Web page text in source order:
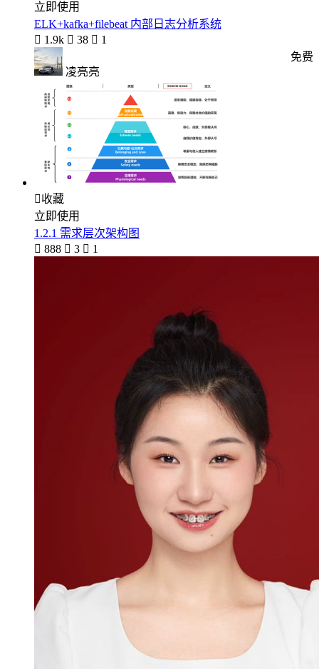
立即使用
ELK+kafka+filebeat 内部日志分析系统
 1.9k  38  1
凌亮亮
免费
收藏
立即使用
1.2.1 需求层次架构图
 888  3  1